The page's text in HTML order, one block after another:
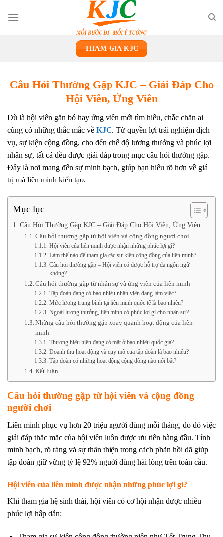
THAM GIA KJC
Câu Hỏi Thường Gặp KJC – Giải Đáp Cho
Hội Viên, Ứng Viên
Dù là hội viên gắn bó hay ứng viên mới tìm hiểu, chắc chắn ai
cũng có những thắc mắc về KJC. Từ quyền lợi trải nghiệm dịch
vụ, sự kiện cộng đồng, cho đến chế độ lương thưởng và phúc lợi
nhân sự, tất cả đều được giải đáp trong mục câu hỏi thường gặp.
Đây là nơi mang đến sự minh bạch, giúp bạn hiểu rõ hơn về giá
trị mà liên minh kiến tạo.
Mục lục
Câu Hỏi Thường Gặp KJC – Giải Đáp Cho Hội Viên, Ứng Viên
Câu hỏi thường gặp từ hội viên và cộng đồng người chơi
Hội viên của liên minh được nhận những phúc lợi gì?
Làm thế nào để tham gia các sự kiện cộng đồng của liên minh?
Câu hỏi thường gặp – Hội viên có được hỗ trợ đa ngôn ngữ
không?
Câu hỏi thường gặp từ nhân sự và ứng viên của liên minh
Tập đoàn đang có bao nhiêu nhân viên đang làm việc?
Mức lương trung bình tại liên minh quốc tế là bao nhiêu?
Ngoài lương thưởng, liên minh có phúc lợi gì cho nhân sự?
Những câu hỏi thường gặp xoay quanh hoạt động của liên
minh
Thương hiệu hiện đang có mặt ở bao nhiêu quốc gia?
Doanh thu hoạt động và quy mô của tập đoàn là bao nhiêu?
Tập đoàn có những hoạt động cộng đồng nào nổi bật?
Kết luận
Câu hỏi thường gặp từ hội viên và cộng đồng
người chơi
Liên minh phục vụ hơn 20 triệu người dùng mỗi tháng, do đó việc
giải đáp thắc mắc của hội viên luôn được ưu tiên hàng đầu. Tính
minh bạch, rõ ràng và sự thân thiện trong cách phản hồi đã giúp
tập đoàn giữ vững tỷ lệ 92% người dùng hài lòng trên toàn cầu.
Hội viên của liên minh được nhận những phúc lợi gì?
Khi tham gia hệ sinh thái, hội viên có cơ hội nhận được nhiều
phúc lợi hấp dẫn: